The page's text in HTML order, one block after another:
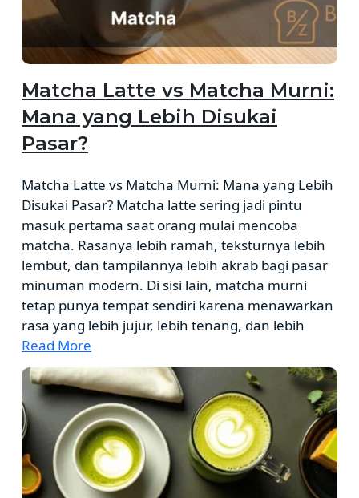
Matcha Latte vs Matcha Murni:
Mana yang Lebih Disukai
Pasar?
Matcha Latte vs Matcha Murni: Mana yang Lebih
Disukai Pasar? Matcha latte sering jadi pintu
masuk pertama saat orang mulai mencoba
matcha. Rasanya lebih ramah, teksturnya lebih
lembut, dan tampilannya lebih akrab bagi pasar
minuman modern. Di sisi lain, matcha murni
tetap punya tempat sendiri karena menawarkan
rasa yang lebih jujur, lebih tenang, dan lebih
Read More